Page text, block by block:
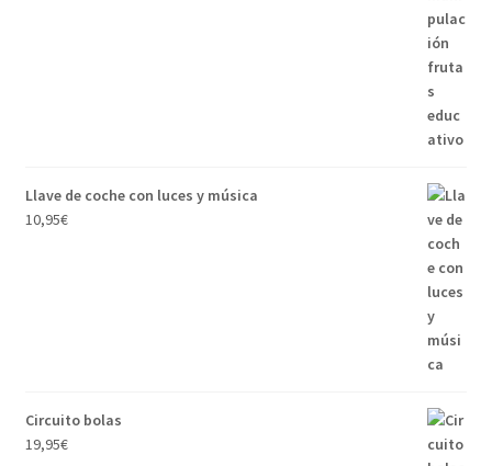
Llave de coche con luces y música
10,95€
Circuito bolas
19,95€